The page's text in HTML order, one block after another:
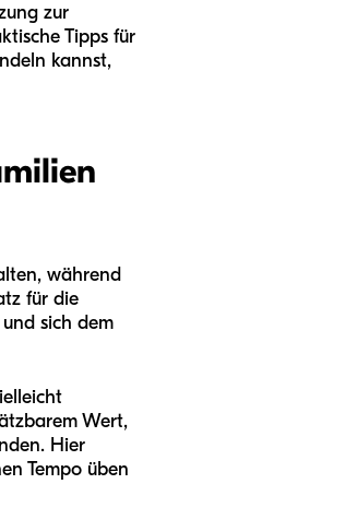
zur
Tipps für
kannst,
während
für die
sich dem
Wert,
Hier
Tempo üben